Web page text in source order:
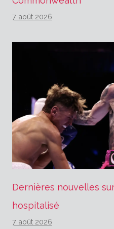
7 août 2026
Dernières nouvelles
hospitalisé
7 août 2026